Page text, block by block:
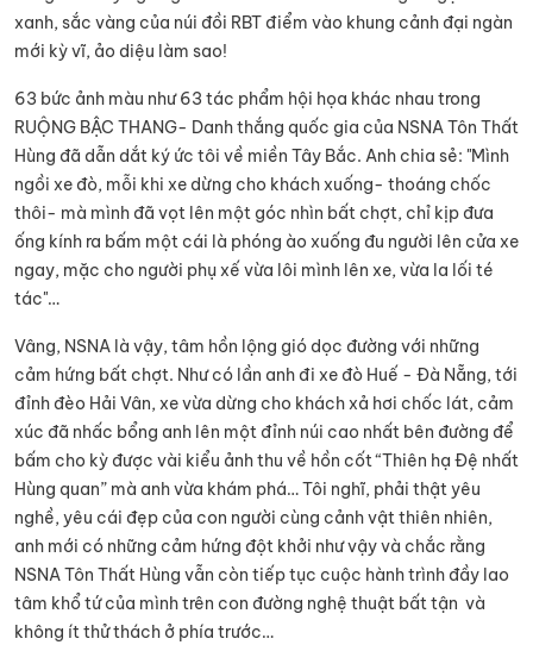
xanh, sắc vàng của núi đồi RBT điểm vào khung cảnh đại ngàn
mới kỳ vĩ, ảo diệu làm sao!
63 bức ảnh màu như 63 tác phẩm hội họa khác nhau trong
RUỘNG BẬC THANG- Danh thắng quốc gia của NSNA Tôn Thất
Hùng đã dẫn dắt ký ức tôi về miền Tây Bắc. Anh chia sẻ: "Mình
ngồi xe đò, mỗi khi xe dừng cho khách xuống- thoáng chốc
thôi- mà mình đã vọt lên một góc nhìn bất chợt, chỉ kịp đưa
ống kính ra bấm một cái là phóng ào xuống đu người lên cửa xe
ngay, mặc cho người phụ xế vừa lôi mình lên xe, vừa la lối té
tác"…
Vâng, NSNA là vậy, tâm hồn lộng gió dọc đường với những
cảm hứng bất chợt. Như có lần anh đi xe đò Huế - Đà Nẵng, tới
đỉnh đèo Hải Vân, xe vừa dừng cho khách xả hơi chốc lát, cảm
xúc đã nhấc bổng anh lên một đỉnh núi cao nhất bên đường để
bấm cho kỳ được vài kiểu ảnh thu về hồn cốt “Thiên hạ Đệ nhất
Hùng quan” mà anh vừa khám phá… Tôi nghĩ, phải thật yêu
nghề, yêu cái đẹp của con người cùng cảnh vật thiên nhiên,
anh mới có những cảm hứng đột khởi như vậy và chắc rằng
NSNA Tôn Thất Hùng vẫn còn tiếp tục cuộc hành trình đầy lao
tâm khổ tứ của mình trên con đường nghệ thuật bất tận và
không ít thử thách ở phía trước…